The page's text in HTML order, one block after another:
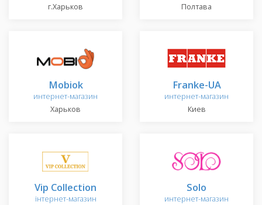
г.Харьков
Полтава
Mobiok
интернет-магазин
Харьков
Franke-UA
интернет-магазин
Киев
Vip Collection
інтернет-магазин
Solo
интернет-магазин